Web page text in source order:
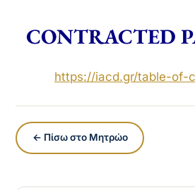
CONTRACTED
https://iacd.gr/table-of-
← Πίσω στο Μητρώο